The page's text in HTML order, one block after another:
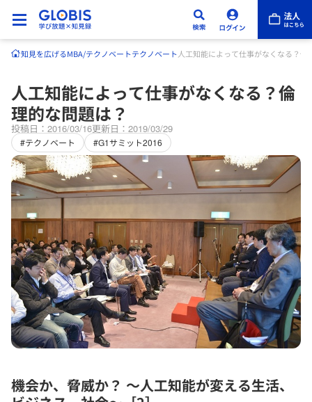
知見を広げるMBA/テクノベートテクノベート人工知能によって仕事がなくなる？倫
人工知能によって仕事がなくなる？倫
理的な問題は？
投稿日：2016/03/16更新日：2019/03/29
#テクノベート #G1サミット2016
機会か、脅威か？ ～人工知能が変える生活、